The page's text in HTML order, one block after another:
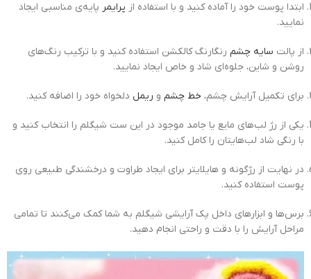
ابتدا پوست خود را آماده کنید و با استفاده از پرایمر پایه‌ی مناسبی ایجاد
نمایید.
از پالت سایه چشم رنگارنگ کالکشن استفاده کنید و با ترکیب رنگ‌های
روشن و شاین، جلوه‌ای شاد و خاص ایجاد نمایید.
برای تکمیل آرایش چشم، خط چشم و ریمل دلخواه خود را اضافه کنید.
یکی از رژ لب‌های مایع یا جامد موجود در این ست شیگلم را انتخاب کنید و
با رنگی شاد لب‌هایتان را کامل کنید.
در نهایت از رژگونه و هایلایتر برای ایجاد طراوت و درخشندگی طبیعی روی
پوست استفاده کنید.
برس‌ها و ابزارهای داخل پک آرایشی شیگلم به شما کمک می‌کنند تا تمامی
مراحل آرایش را با دقت و راحتی انجام دهید.